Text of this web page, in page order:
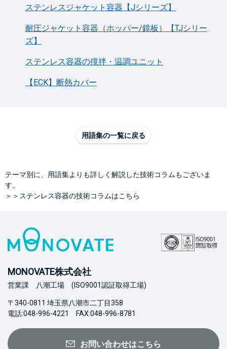
ステンレスジャケット容器【Jシリーズ】
耐圧ジャケット容器（ホッパー/鏡板）【TJシリー
ズ】
ステンレス容器の撹拌・温調ユニット
【ECK】断熱カバー
用語集の一覧に戻る
テーマ別に、用語集よりも詳しく解説した技術コラムもございま
す。
＞＞ステンレス容器の技術コラムはこちら
MONOVATE株式会社
営業課 八潮工場 (ISO9001認証取得工場)
〒340-0811 埼玉県八潮市二丁目358
電話:048-996-4221 FAX:048-996-8781
お問い合わせはこちら